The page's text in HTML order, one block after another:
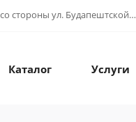
г. Санкт-Петербург, ул. Фучика д. 9, ТК "КУБАТУРА" (вход со стороны ул. Будапештской) № 1в.541
Каталог Услуги